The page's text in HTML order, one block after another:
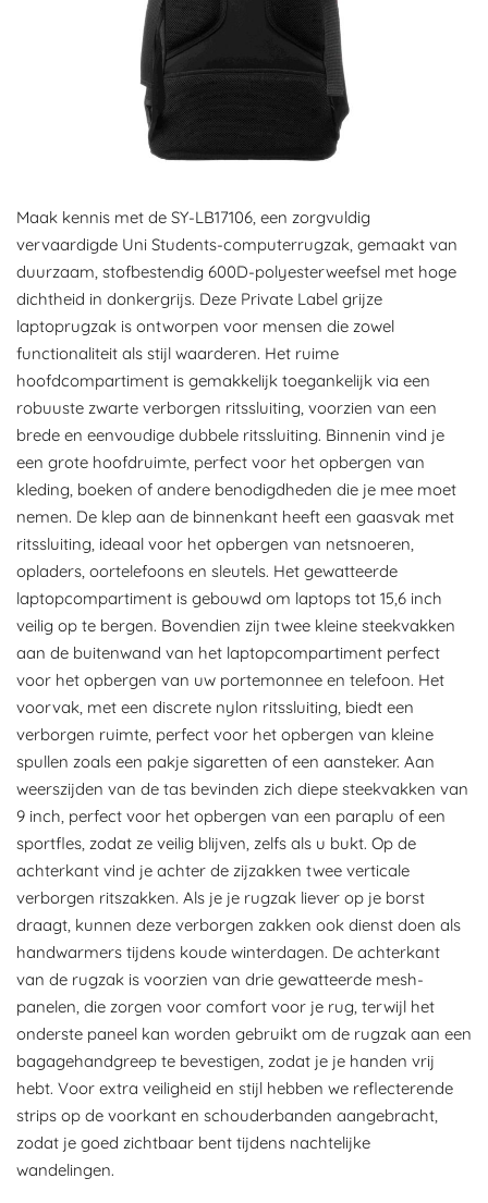
Maak kennis met de SY-LB17106, een zorgvuldig
vervaardigde Uni Students-computerrugzak, gemaakt van
duurzaam, stofbestendig 600D-polyesterweefsel met hoge
dichtheid in donkergrijs. Deze Private Label grijze
laptoprugzak is ontworpen voor mensen die zowel
functionaliteit als stijl waarderen. Het ruime
hoofdcompartiment is gemakkelijk toegankelijk via een
robuuste zwarte verborgen ritssluiting, voorzien van een
brede en eenvoudige dubbele ritssluiting. Binnenin vind je
een grote hoofdruimte, perfect voor het opbergen van
kleding, boeken of andere benodigdheden die je mee moet
nemen. De klep aan de binnenkant heeft een gaasvak met
ritssluiting, ideaal voor het opbergen van netsnoeren,
opladers, oortelefoons en sleutels. Het gewatteerde
laptopcompartiment is gebouwd om laptops tot 15,6 inch
veilig op te bergen. Bovendien zijn twee kleine steekvakken
aan de buitenwand van het laptopcompartiment perfect
voor het opbergen van uw portemonnee en telefoon. Het
voorvak, met een discrete nylon ritssluiting, biedt een
verborgen ruimte, perfect voor het opbergen van kleine
spullen zoals een pakje sigaretten of een aansteker. Aan
weerszijden van de tas bevinden zich diepe steekvakken van
9 inch, perfect voor het opbergen van een paraplu of een
sportfles, zodat ze veilig blijven, zelfs als u bukt. Op de
achterkant vind je achter de zijzakken twee verticale
verborgen ritszakken. Als je je rugzak liever op je borst
draagt, kunnen deze verborgen zakken ook dienst doen als
handwarmers tijdens koude winterdagen. De achterkant
van de rugzak is voorzien van drie gewatteerde mesh-
panelen, die zorgen voor comfort voor je rug, terwijl het
onderste paneel kan worden gebruikt om de rugzak aan een
bagagehandgreep te bevestigen, zodat je je handen vrij
hebt. Voor extra veiligheid en stijl hebben we reflecterende
strips op de voorkant en schouderbanden aangebracht,
zodat je goed zichtbaar bent tijdens nachtelijke
wandelingen.